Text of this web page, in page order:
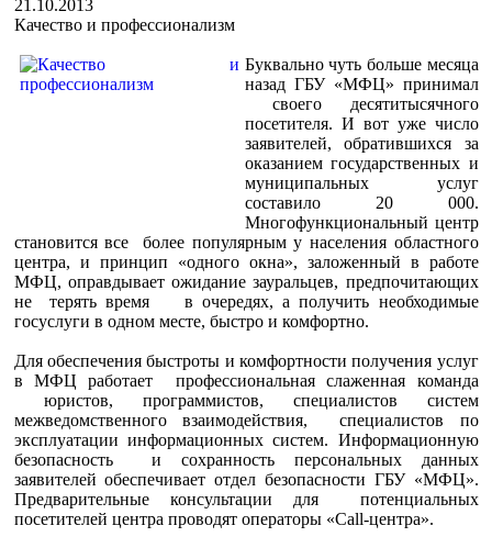
21.10.2013
Качество и профессионализм
Буквально чуть больше месяца
назад ГБУ «МФЦ» принимал
своего десятитысячного
посетителя. И вот уже число
заявителей, обратившихся за
оказанием государственных и
муниципальных услуг
составило 20 000.
Многофункциональный центр
становится все более популярным у населения областного
центра, и принцип «одного окна», заложенный в работе
МФЦ, оправдывает ожидание зауральцев, предпочитающих
не терять время в очередях, а получить необходимые
госуслуги в одном месте, быстро и комфортно.
Для обеспечения быстроты и комфортности получения услуг
в МФЦ работает профессиональная слаженная команда
юристов, программистов, специалистов систем
межведомственного взаимодействия, специалистов по
эксплуатации информационных систем. Информационную
безопасность и сохранность персональных данных
заявителей обеспечивает отдел безопасности ГБУ «МФЦ».
Предварительные консультации для потенциальных
посетителей центра проводят операторы «Сall-центра».